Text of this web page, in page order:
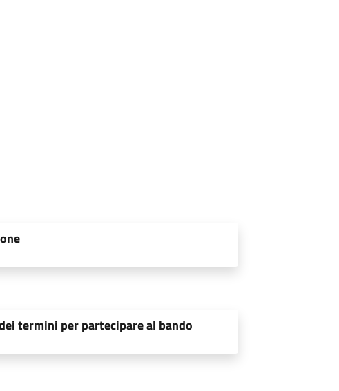
termini per partecipare al bando